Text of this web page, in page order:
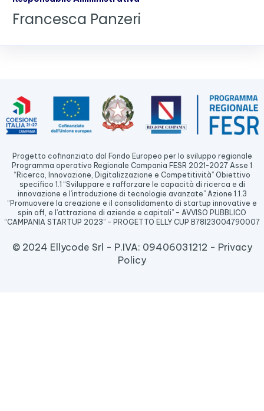
Francesca Panzeri
Progetto cofinanziato dal Fondo Europeo per lo sviluppo regionale
Programma operativo Regionale Campania FESR 2021-2027 Asse 1
“Ricerca, Innovazione, Digitalizzazione e Competitività” Obiettivo
specifico 1.1 “Sviluppare e rafforzare le capacità di ricerca e di
innovazione e l’introduzione di tecnologie avanzate” Azione 1.1.3
“Promuovere la creazione e il consolidamento di startup innovative e
spin off, e l’attrazione di aziende e capitali” – AVVISO PUBBLICO
“CAMPANIA STARTUP 2023” – PROGETTO ELLY CUP B78I23004790007
© 2024 Ellycode Srl - P.IVA: 09406031212 - Privacy
Policy